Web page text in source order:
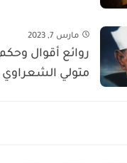
مارس 7, 2023
روائع أقوال
متولي الشعراوي